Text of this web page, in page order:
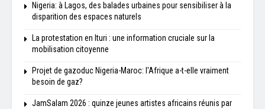
Nigeria: à Lagos, des balades urbaines pour sensibiliser à la
disparition des espaces naturels
La protestation en Ituri : une information cruciale sur la
mobilisation citoyenne
Projet de gazoduc Nigeria-Maroc: l'Afrique a-t-elle vraiment
besoin de gaz?
JamSalam 2026 : quinze jeunes artistes africains réunis par